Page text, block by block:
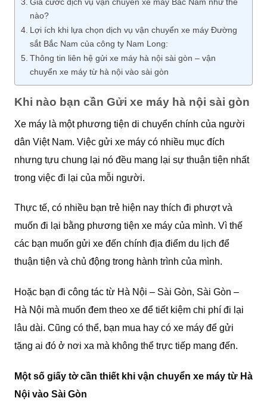
nào?
Lợi ích khi lựa chọn dịch vụ vận chuyển xe máy Đường
sắt Bắc Nam của công ty Nam Long:
Thông tin liên hệ gửi xe máy hà nội sài gòn – vận
chuyển xe máy từ hà nội vào sài gòn
Khi nào bạn cần Gửi xe máy hà nội sài gòn
Xe máy là một phương tiện di chuyển chính của người
dân Việt Nam. Việc gửi xe máy có nhiều mục đích
nhưng tựu chung lại nó đều mang lại sự thuận tiện nhất
trong việc đi lại của mỗi người.
Thực tế, có nhiều bạn trẻ hiện nay thích đi phượt và
muốn đi lại bằng phương tiện xe máy của mình. Vì thế
các bạn muốn gửi xe đến chính địa điểm du lịch để
thuận tiện và chủ động trong hành trình của mình.
Hoặc bạn đi công tác từ Hà Nội – Sài Gòn, Sài Gòn –
Hà Nội mà muốn đem theo xe để tiết kiệm chi phí đi lại
lâu dài. Cũng có thể, bạn mua hay có xe máy để gửi
tặng ai đó ở nơi xa mà không thể trực tiếp mang đến.
Một số giấy tờ cần thiết khi vận chuyển xe máy từ Hà
Nội vào Sài Gòn